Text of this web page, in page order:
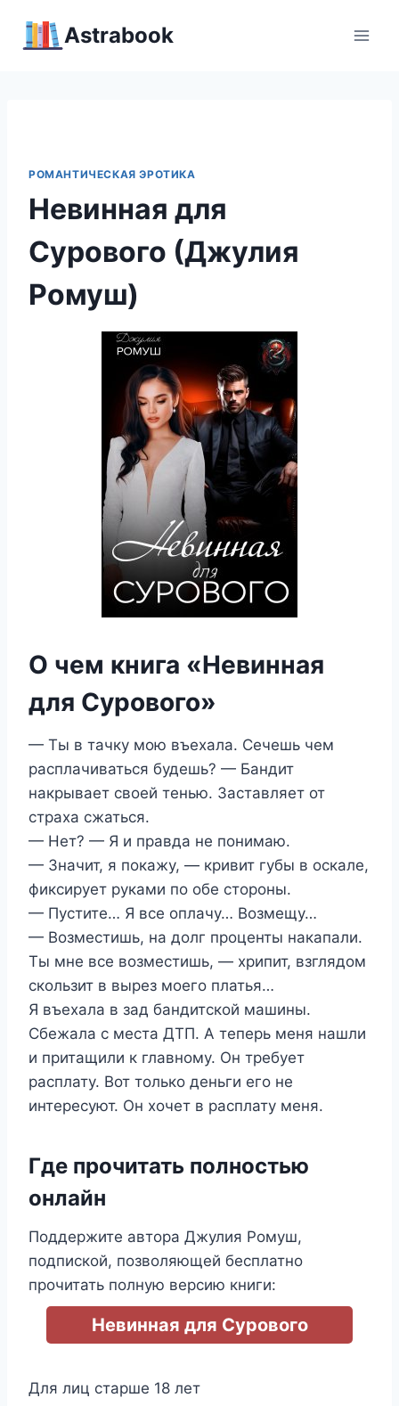
Аstrabook
РОМАНТИЧЕСКАЯ ЭРОТИКА
Невинная для
Сурового (Джулия
Ромуш)
О чем книга «Невинная
для Сурового»
— Ты в тачку мою въехала. Сечешь чем
расплачиваться будешь? — Бандит
накрывает своей тенью. Заставляет от
страха сжаться.
— Нет? — Я и правда не понимаю.
— Значит, я покажу, — кривит губы в оскале,
фиксирует руками по обе стороны.
— Пустите… Я все оплачу… Возмещу…
— Возместишь, на долг проценты накапали.
Ты мне все возместишь, — хрипит, взглядом
скользит в вырез моего платья…
Я въехала в зад бандитской машины.
Сбежала с места ДТП. А теперь меня нашли
и притащили к главному. Он требует
расплату. Вот только деньги его не
интересуют. Он хочет в расплату меня.
Где прочитать полностью
онлайн
Поддержите автора Джулия Ромуш,
подпиской, позволяющей бесплатно
прочитать полную версию книги:
Невинная для Сурового
Для лиц старше 18 лет